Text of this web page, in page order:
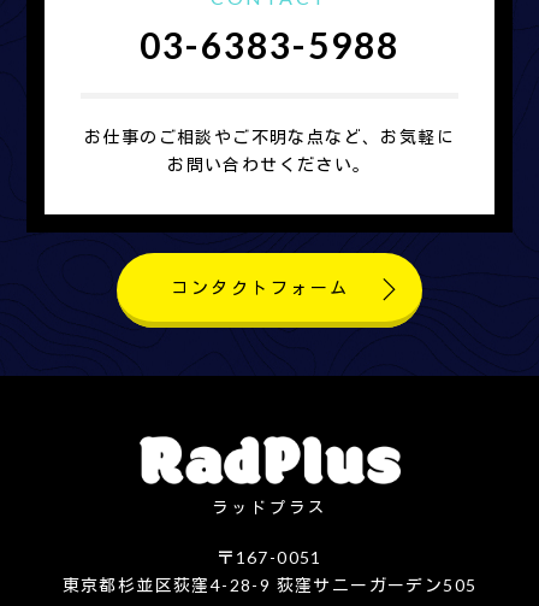
03-6383-5988
お仕事のご相談やご不明な点など、お気軽に
お問い合わせください。
コンタクトフォーム
ラッドプラス
〒167-0051
東京都杉並区荻窪4-28-9 荻窪サニーガーデン505